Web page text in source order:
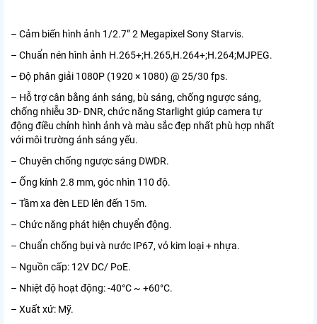
– Cảm biến hình ảnh 1/2.7” 2 Megapixel Sony Starvis.
– Chuẩn nén hình ảnh H.265+;H.265,H.264+;H.264;MJPEG.
– Độ phân giải 1080P (1920 × 1080) @ 25/30 fps.
– Hỗ trợ cân bằng ánh sáng, bù sáng, chống ngược sáng,
chống nhiễu 3D- DNR, chức năng Starlight giúp camera tự
động điều chỉnh hình ảnh và màu sắc đẹp nhất phù hợp nhất
với môi trường ánh sáng yếu.
– Chuyên chống ngược sáng DWDR.
– Ống kính 2.8 mm, góc nhìn 110 độ.
– Tầm xa đèn LED lên đến 15m.
– Chức năng phát hiện chuyển động.
– Chuẩn chống bụi và nước IP67, vỏ kim loại + nhựa.
– Nguồn cấp: 12V DC/ PoE.
– Nhiệt độ hoạt động: -40°C ~ +60°C.
– Xuất xứ: Mỹ.